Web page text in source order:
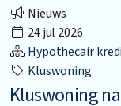
Nieuws
24 jul 2026
Hypothecair
Kluswoning
Kluswoning